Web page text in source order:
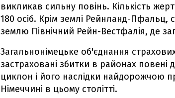
викликав сильну повінь. Кількість
180 осіб. Крім землі Рейнланд-Пфальц,
землю Північний Рейн-Вестфалія, де
Загальнонімецьке об'єднання
застраховані збитки в районах повені
циклон і його наслідки найдорожчою
Німеччині в цьому столітті.